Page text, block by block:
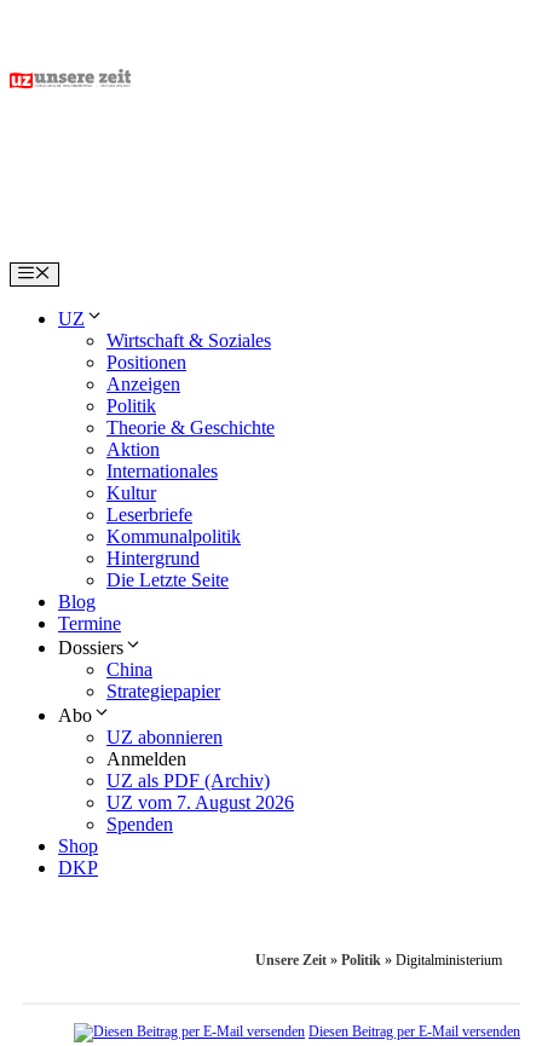
content
Menu
UZ
Wirtschaft & Soziales
Positionen
Anzeigen
Politik
Theorie & Geschichte
Aktion
Internationales
Kultur
Leserbriefe
Kommunalpolitik
Hintergrund
Die Letzte Seite
Blog
Termine
Dossiers
China
Strategiepapier
Abo
UZ abonnieren
Anmelden
UZ als PDF (Archiv)
UZ vom 7. August 2026
Spenden
Shop
DKP
Unsere Zeit » Politik » Digitalministerium
Diesen Beitrag per E-Mail versenden